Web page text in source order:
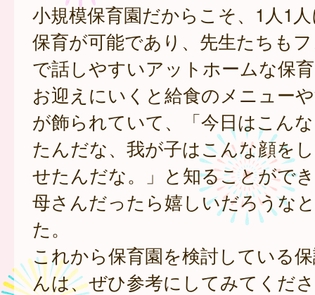
小規模保育園だからこそ、1人1
保育が可能であり、先生たちも
で話しやすいアットホームな保
お迎えにいくと給食のメニュー
が飾られていて、「今日はこん
たんだな、我が子はこんな顔を
せたんだな。」と知ることがで
母さんだったら嬉しいだろうな
た。
これから保育園を検討している
んは、ぜひ参考にしてみてくだ